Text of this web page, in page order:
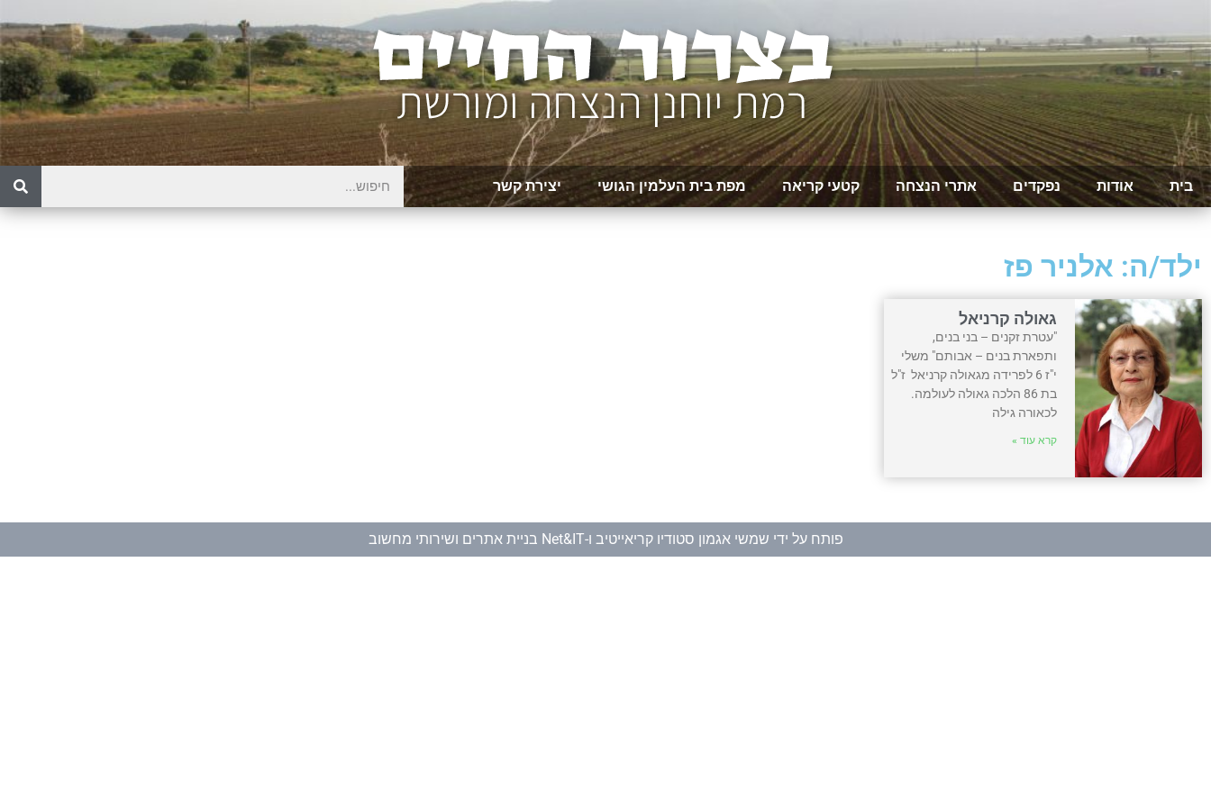
בית אודות נפקדים אתרי הנצחה קטעי קריאה מפת בית העלמין הגושי יצירת קשר
ילד/ה: אלניר פז
גאולה קרניאל
"עטרת זקנים – בני בנים,
ותפארת בנים – אבותם" משלי
י"ז 6 לפרידה מגאולה קרניאל ז"ל
בת 86 הלכה גאולה לעולמה.
לכאורה גילה
קרא עוד »
פותח על ידי שמשי אגמון סטודיו קריאייטיב ו-Net&IT בניית אתרים ושירותי מחשוב